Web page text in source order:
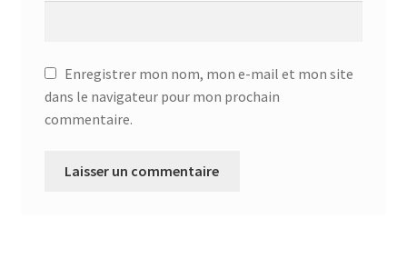
Enregistrer mon nom, mon e-mail et mon site
dans le navigateur pour mon prochain
commentaire.